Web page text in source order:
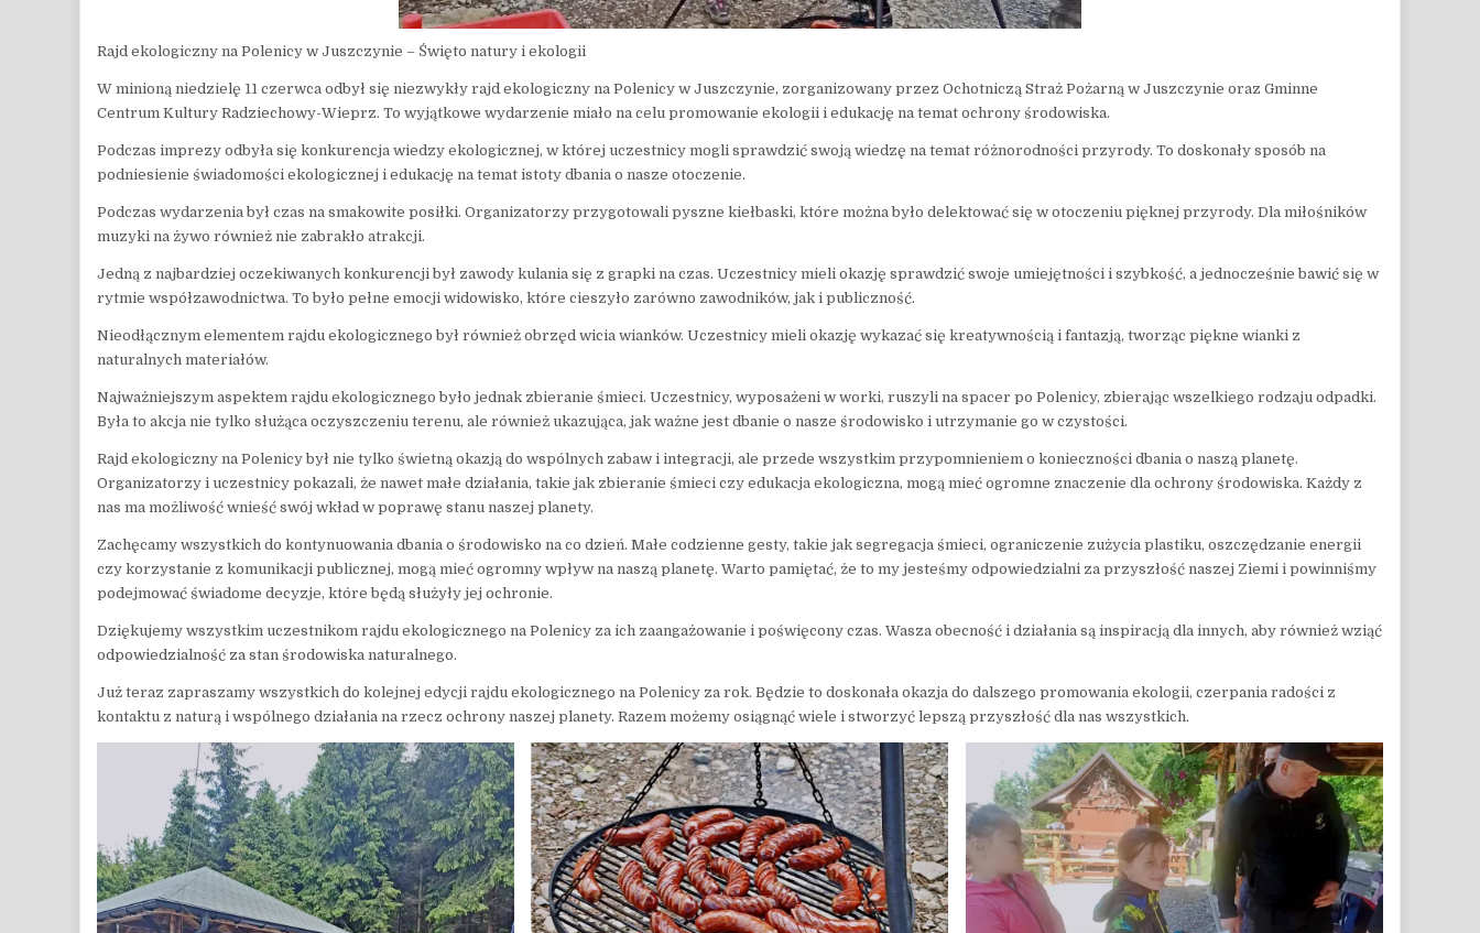
Rajd ekologiczny na Polenicy w Juszczynie – Święto natury i ekologii
W minioną niedzielę 11 czerwca odbył się niezwykły rajd ekologiczny na Polenicy w Juszczynie, zorganizowany przez Ochotniczą Straż Pożarną w Juszczynie oraz Gminne
Centrum Kultury Radziechowy-Wieprz. To wyjątkowe wydarzenie miało na celu promowanie ekologii i edukację na temat ochrony środowiska.
Podczas imprezy odbyła się konkurencja wiedzy ekologicznej, w której uczestnicy mogli sprawdzić swoją wiedzę na temat różnorodności przyrody. To doskonały sposób na
podniesienie świadomości ekologicznej i edukację na temat istoty dbania o nasze otoczenie.
Podczas wydarzenia był czas na smakowite posiłki. Organizatorzy przygotowali pyszne kiełbaski, które można było delektować się w otoczeniu pięknej przyrody. Dla miłośników
muzyki na żywo również nie zabrakło atrakcji.
Jedną z najbardziej oczekiwanych konkurencji był zawody kulania się z grapki na czas. Uczestnicy mieli okazję sprawdzić swoje umiejętności i szybkość, a jednocześnie bawić się w
rytmie współzawodnictwa. To było pełne emocji widowisko, które cieszyło zarówno zawodników, jak i publiczność.
Nieodłącznym elementem rajdu ekologicznego był również obrzęd wicia wianków. Uczestnicy mieli okazję wykazać się kreatywnością i fantazją, tworząc piękne wianki z
naturalnych materiałów.
Najważniejszym aspektem rajdu ekologicznego było jednak zbieranie śmieci. Uczestnicy, wyposażeni w worki, ruszyli na spacer po Polenicy, zbierając wszelkiego rodzaju odpadki.
Była to akcja nie tylko służąca oczyszczeniu terenu, ale również ukazująca, jak ważne jest dbanie o nasze środowisko i utrzymanie go w czystości.
Rajd ekologiczny na Polenicy był nie tylko świetną okazją do wspólnych zabaw i integracji, ale przede wszystkim przypomnieniem o konieczności dbania o naszą planetę.
Organizatorzy i uczestnicy pokazali, że nawet małe działania, takie jak zbieranie śmieci czy edukacja ekologiczna, mogą mieć ogromne znaczenie dla ochrony środowiska. Każdy z
nas ma możliwość wnieść swój wkład w poprawę stanu naszej planety.
Zachęcamy wszystkich do kontynuowania dbania o środowisko na co dzień. Małe codzienne gesty, takie jak segregacja śmieci, ograniczenie zużycia plastiku, oszczędzanie energii
czy korzystanie z komunikacji publicznej, mogą mieć ogromny wpływ na naszą planetę. Warto pamiętać, że to my jesteśmy odpowiedzialni za przyszłość naszej Ziemi i powinniśmy
podejmować świadome decyzje, które będą służyły jej ochronie.
Dziękujemy wszystkim uczestnikom rajdu ekologicznego na Polenicy za ich zaangażowanie i poświęcony czas. Wasza obecność i działania są inspiracją dla innych, aby również wziąć
odpowiedzialność za stan środowiska naturalnego.
Już teraz zapraszamy wszystkich do kolejnej edycji rajdu ekologicznego na Polenicy za rok. Będzie to doskonała okazja do dalszego promowania ekologii, czerpania radości z
kontaktu z naturą i wspólnego działania na rzecz ochrony naszej planety. Razem możemy osiągnąć wiele i stworzyć lepszą przyszłość dla nas wszystkich.